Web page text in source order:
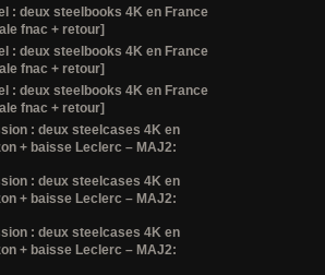
: deux steelbooks 4K en France
fnac + retour]
: deux steelbooks 4K en France
fnac + retour]
: deux steelbooks 4K en France
fnac + retour]
: deux steelcases 4K en
+ baisse Leclerc – MAJ2:
: deux steelcases 4K en
+ baisse Leclerc – MAJ2:
: deux steelcases 4K en
+ baisse Leclerc – MAJ2: